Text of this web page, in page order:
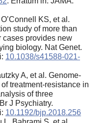
KS, et al.
study of more than
cases provides new
biology. Nat Genet.
10.1038/s41588-021-
A, et al. Genome-
treatment-resistance in
of three
J Psychiatry.
10.1192/bjp.2018.256